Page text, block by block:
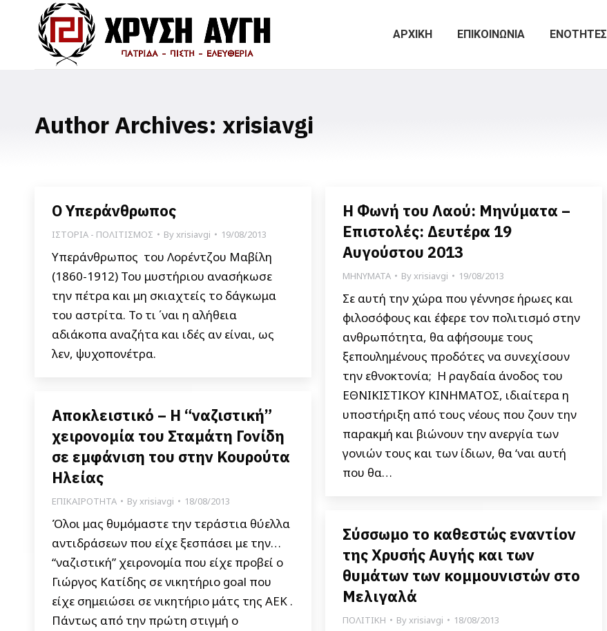
ΑΡΧΙΚΗ ΕΠΙΚΟΙΝΩΝΙΑ ΕΝΟΤΗΤΕΣ
Author Archives: xrisiavgi
Ο Υπεράνθρωπος
ΙΣΤΟΡΙΑ - ΠΟΛΙΤΙΣΜΟΣ Byxrisiavgi 19/08/2013
Υπεράνθρωπος του Λορέντζου Μαβίλη
(1860-1912) Του μυστήριου ανασήκωσε
την πέτρα και μη σκιαχτείς το δάγκωμα
του αστρίτα. Το τι ΄ναι η αλήθεια
αδιάκοπα αναζήτα και ιδές αν είναι, ως
λεν, ψυχοπονέτρα.
Η Φωνή του Λαού: Μηνύματα –
Επιστολές: Δευτέρα 19
Αυγούστου 2013
ΜΗΝΥΜΑΤΑ Byxrisiavgi 19/08/2013
Σε αυτή την χώρα που γέννησε ήρωες και
φιλοσόφους και έφερε τον πολιτισμό στην
ανθρωπότητα, θα αφήσουμε τους
ξεπουλημένους προδότες να συνεχίσουν
την εθνοκτονία; Η ραγδαία άνοδος του
ΕΘΝΙΚΙΣΤΙΚΟΥ ΚΙΝΗΜΑΤΟΣ, ιδιαίτερα η
υποστήριξη από τους νέους που ζουν την
παρακμή και βιώνουν την ανεργία των
γονιών τους και των ίδιων, θα ‘ναι αυτή
που θα…
Αποκλειστικό – Η “ναζιστική”
χειρονομία του Σταμάτη Γονίδη
σε εμφάνιση του στην Κουρούτα
Ηλείας
ΕΠΙΚΑΙΡΟΤΗΤΑ Byxrisiavgi 18/08/2013
Όλοι μας θυμόμαστε την τεράστια θύελλα
αντιδράσεων που είχε ξεσπάσει με την…
“ναζιστική” χειρονομία που είχε προβεί ο
Γιώργος Κατίδης σε νικητήριο goal που
είχε σημειώσει σε νικητήριο μάτς της ΑΕΚ .
Πάντως από την πρώτη στιγμή ο
Σύσσωμο το καθεστώς εναντίον
της Χρυσής Αυγής και των
θυμάτων των κομμουνιστών στο
Μελιγαλά
ΠΟΛΙΤΙΚΗ Byxrisiavgi 18/08/2013